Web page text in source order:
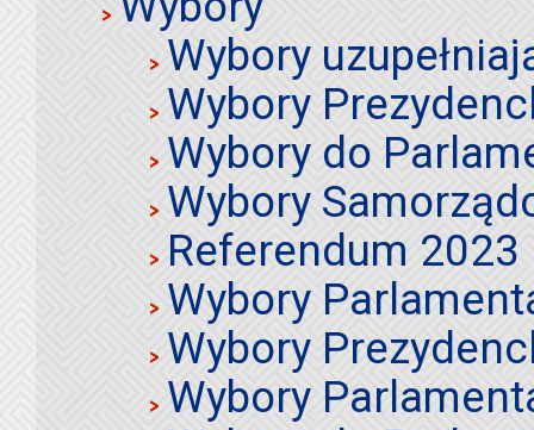
Wybory
Wybory
Wybory do
Wybory
Referendum 2023
Wybory
Wybory
Wybory